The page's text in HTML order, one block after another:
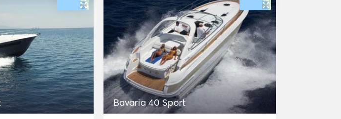
Bavaria 40 Sport